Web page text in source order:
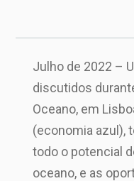
Julho de 2022 –
discutidos
Oceano, em
(economia azul),
todo o potencial
oceano, e as